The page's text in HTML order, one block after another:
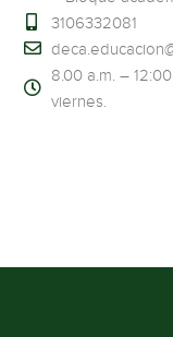
3106332081
8.00 a.m. –
viernes.